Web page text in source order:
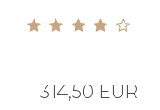
314,50 EUR